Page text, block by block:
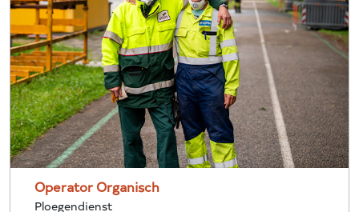
Operator Organisch
Ploegendienst